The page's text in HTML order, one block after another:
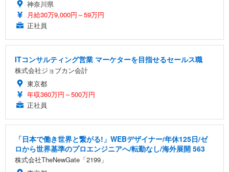
神奈川県
月給30万9,000円～59万円
正社員
ITコンサルティング営業 マーケターを目指せるセールス職
株式会社ジョブカン会計
東京都
年収360万円～500万円
正社員
「日本で働き世界と繋がる!」WEBデザイナー/年休125日/ゼ
ロから世界基準のプロエンジニアへ/転勤なし/海外展開 563
株式会社TheNewGate「2199」